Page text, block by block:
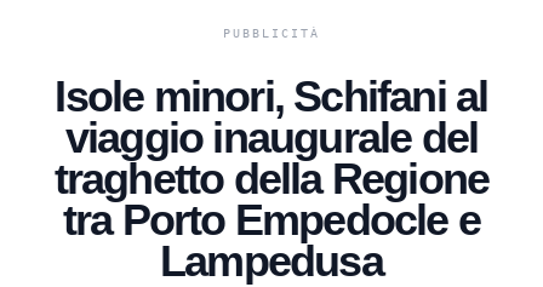
Isole minori, Schifani al
viaggio inaugurale del
traghetto della Regione
tra Porto Empedocle e
Lampedusa